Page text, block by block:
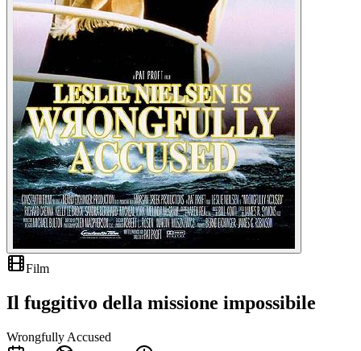
Film
Il fuggitivo della missione impossibile
Wrongfully Accused